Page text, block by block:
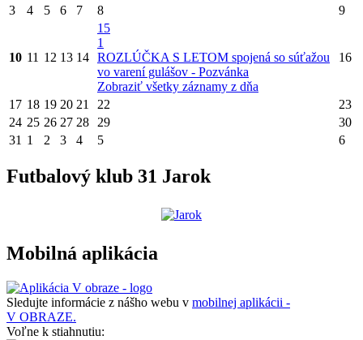
3 4 5 6 7 8 9
10 11 12 13 14
15
1
ROZLÚČKA S LETOM spojená so súťažou
vo varení gulášov - Pozvánka
Zobraziť všetky záznamy z dňa
16
17 18 19 20 21 22
23
24 25 26 27 28 29
30
31 1 2 3 4 5 6
Futbalový klub 31 Jarok
Mobilná aplikácia
Sledujte informácie z nášho webu v mobilnej aplikácii -
V OBRAZE.
Voľne k stiahnutiu: